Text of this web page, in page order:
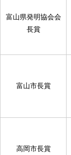
富山県発明協会会
長賞
富山市長賞
高岡市長賞